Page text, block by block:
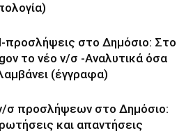
προσλήψεις στο Δημόσιο: Στο
το νέο ν/σ -Αναλυτικά όσα
(έγγραφα)
σ προσλήψεων στο Δημόσιο:
και απαντήσεις